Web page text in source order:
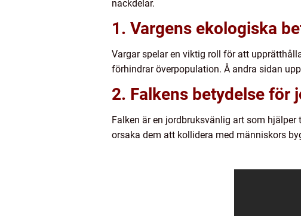
nackdelar.
1. Vargens ekologiska
Vargar spelar en viktig roll för att
förhindrar överpopulation. Å andra sidan
2. Falkens betydelse för
Falken är en jordbruksvänlig art som
orsaka dem att kollidera med människors